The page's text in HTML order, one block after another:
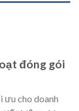
đóng gói
ưu cho doanh